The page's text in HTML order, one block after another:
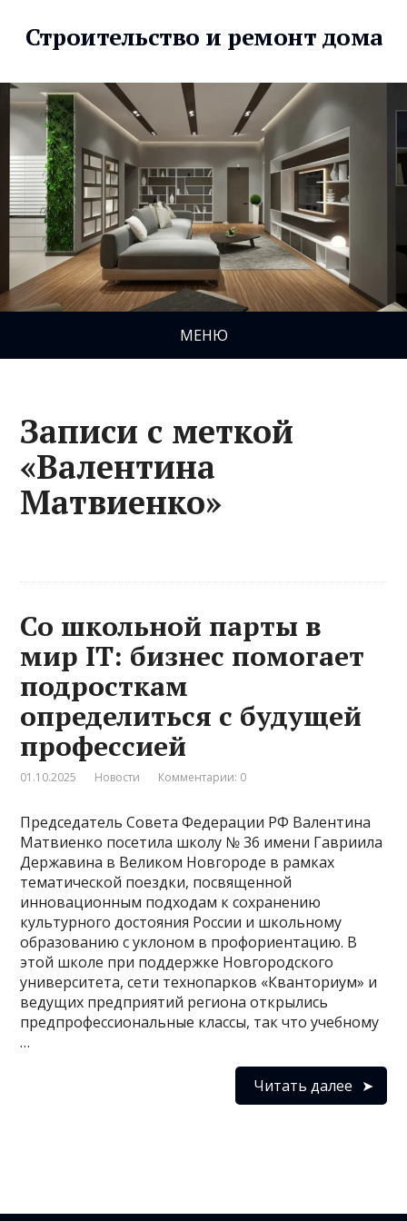
Строительство и ремонт дома
МЕНЮ
Записи с меткой
«Валентина
Матвиенко»
Со школьной парты в
мир IT: бизнес помогает
подросткам
определиться с будущей
профессией
01.10.2025 Новости Комментарии: 0
Председатель Совета Федерации РФ Валентина
Матвиенко посетила школу № 36 имени Гавриила
Державина в Великом Новгороде в рамках
тематической поездки, посвященной
инновационным подходам к сохранению
культурного достояния России и школьному
образованию с уклоном в профориентацию. В
этой школе при поддержке Новгородского
университета, сети технопарков «Кванториум» и
ведущих предприятий региона открылись
предпрофессиональные классы, так что учебному
…
Читать далее